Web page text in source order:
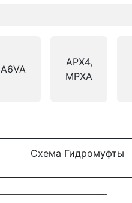
A6VA
APX4,
MPXA
Схема Гидромуфты